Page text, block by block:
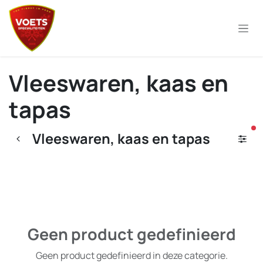
Overslaan naar inhoud
Vleeswaren, kaas en
tapas
Vleeswaren, kaas en tapas
Geen product gedefinieerd
Geen product gedefinieerd in deze categorie.